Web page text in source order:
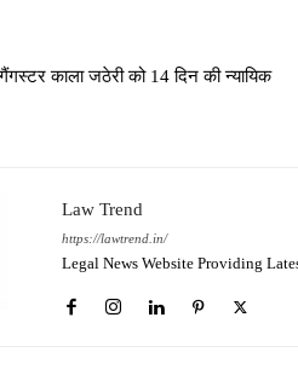
काला जठेरी को 14 दिन की न्यायिक
Law Trend
https://lawtrend.in/
Legal News Website Providing